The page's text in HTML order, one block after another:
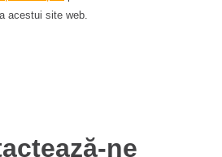
acestui site web.
ne